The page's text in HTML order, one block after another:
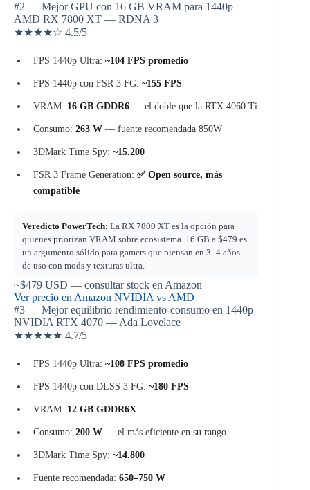
#2 — Mejor GPU con 16 GB VRAM para 1440p
AMD RX 7800 XT — RDNA 3
★★★★☆ 4.5/5
FPS 1440p Ultra: ~104 FPS promedio
FPS 1440p con FSR 3 FG: ~155 FPS
VRAM: 16 GB GDDR6 — el doble que la RTX 4060 Ti
Consumo: 263 W — fuente recomendada 850W
3DMark Time Spy: ~15.200
FSR 3 Frame Generation: ✅ Open source, más
compatible
Veredicto PowerTech: La RX 7800 XT es la opción para
quienes priorizan VRAM sobre ecosistema. 16 GB a $479 es
un argumento sólido para gamers que piensan en 3–4 años
de uso con mods y texturas ultra.
~$479 USD — consultar stock en Amazon
Ver precio en Amazon NVIDIA vs AMD
#3 — Mejor equilibrio rendimiento-consumo en 1440p
NVIDIA RTX 4070 — Ada Lovelace
★★★★★ 4.7/5
FPS 1440p Ultra: ~108 FPS promedio
FPS 1440p con DLSS 3 FG: ~180 FPS
VRAM: 12 GB GDDR6X
Consumo: 200 W — el más eficiente en su rango
3DMark Time Spy: ~14.800
Fuente recomendada: 650–750 W